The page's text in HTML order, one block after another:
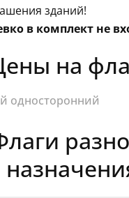
зданий!
в комплект не
на
односторонний